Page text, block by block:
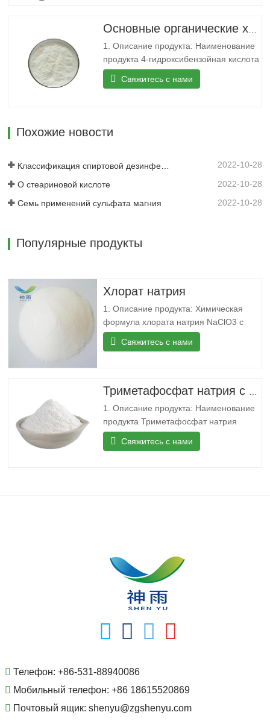
Растворимость в воде Растворим…
Основные органические химикаты 99% 4-гидроксибензойная кислота порошок для продажи
1. Описание продукта: Наименование
продукта 4-гидроксибензойная кислота
Случай 99-96-7 Мф Ц7Н6О3 Мвт
138.12 ЭЙНЕКС 202-804-9 Точка
Свяжитесь с нами
Похожие новости
2022-10-28
О стеариновой кислоте 2022-10-28
Семь применений сульфата магния 2022-10-28
Популярные продукты
Хлорат натрия
1. Описание продукта: Химическая
формула хлората натрия NaClO3 с
относительной молекулярной массой
106,44. Обычно белые или слегка
воде, слабо растворим в этаноле.
растворе, разложение кислорода выше
300°С
Свяжитесь с нами
Триметафосфат натрия с CAS 7785-84-4
1. Описание продукта: Наименование
продукта Триметафосфат натрия
СЛУЧАЙ 7785-84-4 МФ 3На.О9П3 МВТ
305.88 АЙНЕКС 232-088-3 Точка
Свяжитесь с нами
Телефон: +86-531-88940086
Мобильный телефон: +86 18615520869
Почтовый ящик: shenyu@zgshenyu.com